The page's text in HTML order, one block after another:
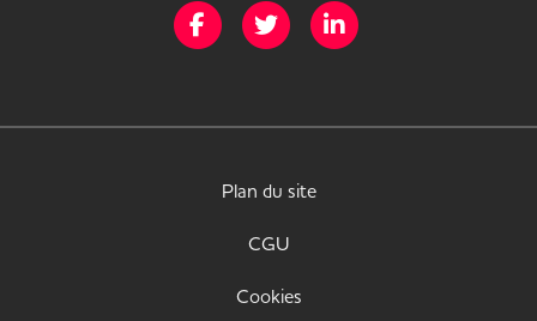
Page Facebook de Mission Handicap
Page Twitter de Mission Handicap
Plan du site
CGU
Cookies